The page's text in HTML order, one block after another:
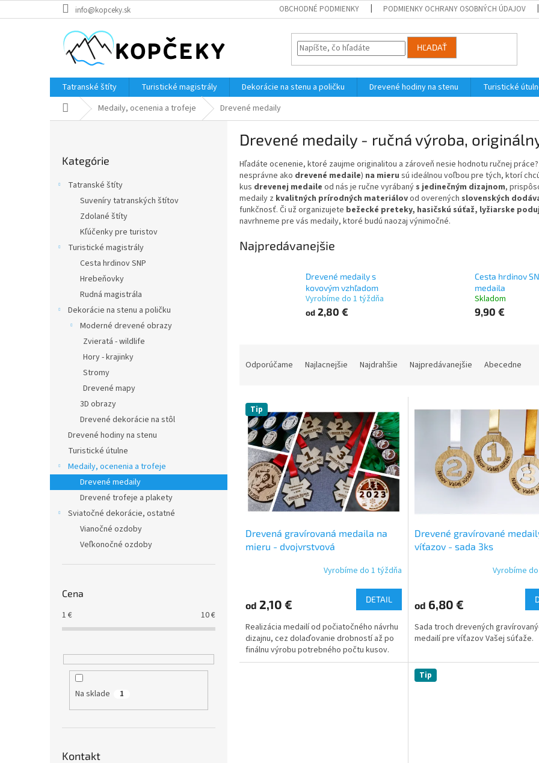
na
info@kopceky.sk OBCHODNÉ PODMIENKY PODMIENKY OCHRANY OSOBNÝCH ÚDAJOV
HĽADAŤ
Tatranské štíty Turistické magistrály Dekorácie na stenu a poličku Drevené hodiny na stenu Turistické
DomovMedaily, ocenenia a trofeje Drevené medaily
kategórie
Kategórie
Tatranské štíty
Suveníry tatranských štítov
Zdolané štíty
Kľúčenky pre turistov
Turistické magistrály
Cesta hrdinov SNP
Hrebeňovky
Rudná magistrála
Dekorácie na stenu a poličku
Moderné drevené obrazy
Zvieratá - wildlife
Hory - krajinky
Stromy
Drevené mapy
3D obrazy
Drevené dekorácie na stôl
Drevené hodiny na stenu
Turistické útulne
Medaily, ocenenia a trofeje
Drevené medaily
Drevené trofeje a plakety
Sviatočné dekorácie, ostatné
Vianočné ozdoby
Veľkonočné ozdoby
Cena
1 € 10€
Na sklade 1
Kontakt
Drevené medaily - ručná výroba,
Hľadáte ocenenie, ktoré zaujme originalitou a zároveň nesie hodnotu ručnej práce?
nesprávne ako drevené medaile) na mieru sú ideálnou voľbou pre tých, ktorí
kus drevenej medaile od nás je ručne vyrábaný s jedinečným dizajnom,
medaily z kvalitných prírodných materiálovod overených slovenských
funkčnosť. Či už organizujete bežecké preteky, hasičskú súťaž, lyžiarske
navrhneme pre vás medaily, ktoré budú naozaj výnimočné.
Najpredávanejšie
Drevené medaily s
kovovým vzhľadom
Vyrobíme do 1 týždňa
od 2,80 €
Cesta hrdinov
medaila
Skladom
9,90 €
n
Odporúčame Najlacnejšie Najdrahšie Najpredávanejšie Abecedne
V Tip
Drevená gravírovaná medaila na
mieru - dvojvrstvová
je
z
5
hviezdičiek.
Vyrobíme do 1 týždňa
od 2,10 € DETAIL
Realizácia medailí od počiatočného návrhu
dizajnu, cez dolaďovanie drobností až po
finálnu výrobu potrebného počtu kusov.
Drevené gravírované
víťazov - sada 3ks
je
z
5
Vyrobíme
od 6,80 €
Sada troch drevených
medailí pre víťazov Vašej súťaže.
Tip